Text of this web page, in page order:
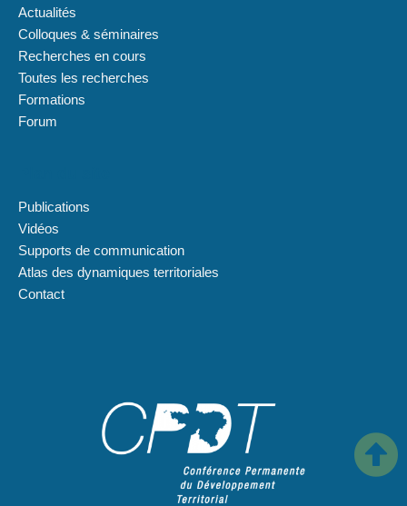
Actualités
Colloques & séminaires
Recherches en cours
Toutes les recherches
Formations
Forum
Publications
Vidéos
Supports de communication
Atlas des dynamiques territoriales
Contact